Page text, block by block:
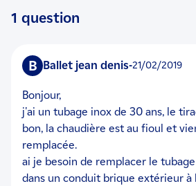
1 question
B ballet jean denis-21/02/2019
bonjour,
j'ai un tubage inox de 30 ans, le
bon, la chaudière est au fioul et
remplacée.
ai je besoin de remplacer le
dans un conduit brique extérieur à